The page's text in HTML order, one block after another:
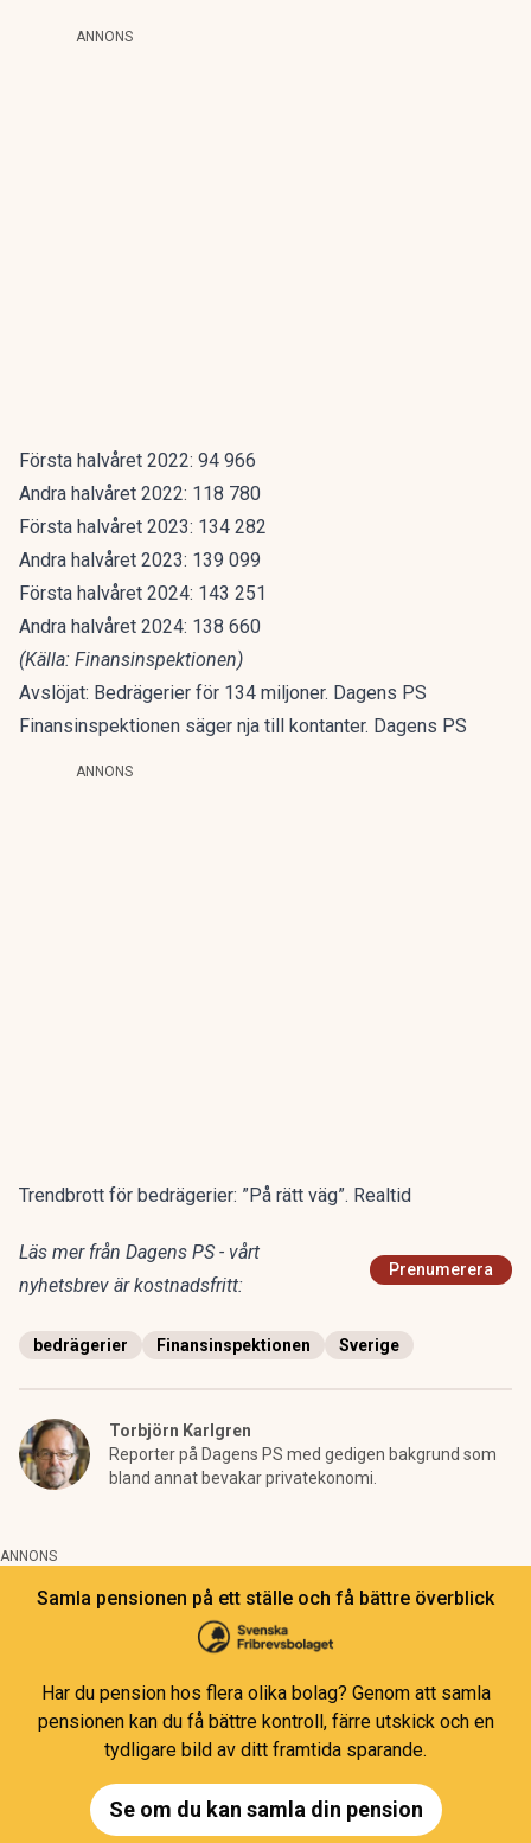
ANNONS
Första halvåret 2022: 94 966
Andra halvåret 2022: 118 780
Första halvåret 2023: 134 282
Andra halvåret 2023: 139 099
Första halvåret 2024: 143 251
Andra halvåret 2024: 138 660
(Källa: Finansinspektionen)
Avslöjat: Bedrägerier för 134 miljoner. Dagens PS
Finansinspektionen säger nja till kontanter. Dagens PS
ANNONS
Trendbrott för bedrägerier: ”På rätt väg”. Realtid
Läs mer från Dagens PS - vårt
nyhetsbrev är kostnadsfritt:
Prenumerera
bedrägerier Finansinspektionen Sverige
Torbjörn Karlgren
Reporter på Dagens PS med gedigen bakgrund som
bland annat bevakar privatekonomi.
ANNONS
Samla pensionen på ett ställe och få bättre överblick
Har du pension hos flera olika bolag? Genom att samla
pensionen kan du få bättre kontroll, färre utskick och en
tydligare bild av ditt framtida sparande.
Se om du kan samla din pension